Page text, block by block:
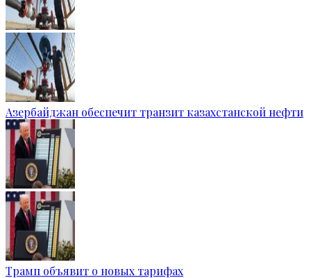
Азербайджан обеспечит транзит казахстанской нефти
Трамп объявит о новых тарифах